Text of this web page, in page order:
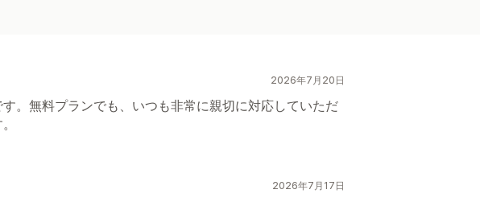
2026年7月20日
。無料プランでも、いつも非常に親切に対応していただ
2026年7月17日